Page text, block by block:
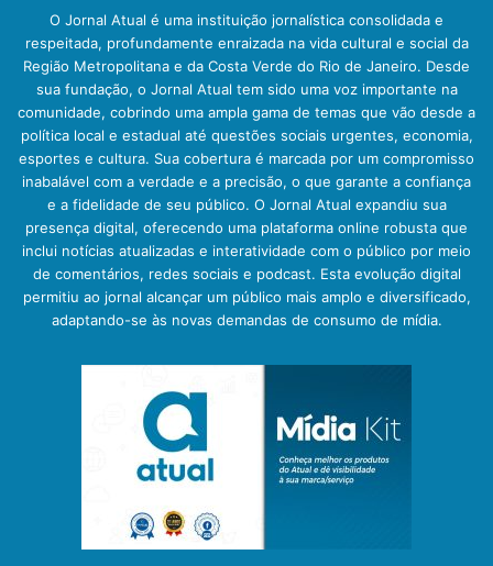
O Jornal Atual é uma instituição jornalística consolidada e
respeitada, profundamente enraizada na vida cultural e social da
Região Metropolitana e da Costa Verde do Rio de Janeiro. Desde
sua fundação, o Jornal Atual tem sido uma voz importante na
comunidade, cobrindo uma ampla gama de temas que vão desde a
política local e estadual até questões sociais urgentes, economia,
esportes e cultura. Sua cobertura é marcada por um compromisso
inabalável com a verdade e a precisão, o que garante a confiança
e a fidelidade de seu público. O Jornal Atual expandiu sua
presença digital, oferecendo uma plataforma online robusta que
inclui notícias atualizadas e interatividade com o público por meio
de comentários, redes sociais e podcast. Esta evolução digital
permitiu ao jornal alcançar um público mais amplo e diversificado,
adaptando-se às novas demandas de consumo de mídia.